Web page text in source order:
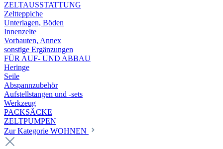
ZELTAUSSTATTUNG
Zeltteppiche
Unterlagen, Böden
Innenzelte
Vorbauten, Annex
sonstige Ergänzungen
FÜR AUF- UND ABBAU
Heringe
Seile
Abspannzubehör
Aufstellstangen und -sets
Werkzeug
PACKSÄCKE
ZELTPUMPEN
Zur Kategorie WOHNEN